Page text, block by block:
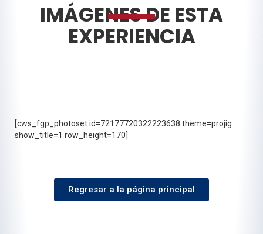
IMÁGENES DE ESTA
EXPERIENCIA
[cws_fgp_photoset id=72177720322223638 theme=projig
show_title=1 row_height=170]
Regresar a la página principal